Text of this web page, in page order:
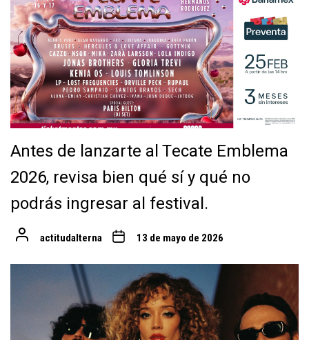
Antes de lanzarte al Tecate Emblema
2026, revisa bien qué sí y qué no
podrás ingresar al festival.
actitudalterna 13 de mayo de 2026